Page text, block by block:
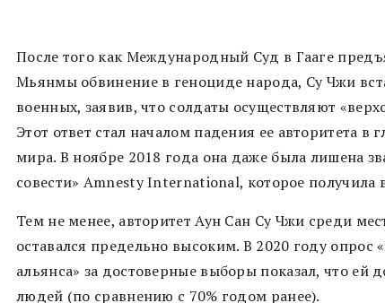
После того как Международный Суд в Гааге
Мьянмы обвинение в геноциде народа, Су Чжи
военных, заявив, что солдаты осуществляют
Этот ответ стал началом падения ее авторитета в
мира. В ноябре 2018 года она даже была лишена
совести» Amnesty International, которое получила
Тем не менее, авторитет Аун Сан Су Чжи среди
оставался предельно высоким. В 2020 году опрос
альянса» за достоверные выборы показал, что ей
людей (по сравнению с 70% годом ранее).